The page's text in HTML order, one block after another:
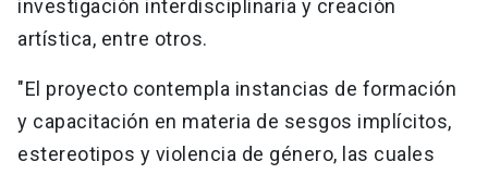
investigación interdisciplinaria y creación
artística, entre otros.
"El proyecto contempla instancias de formación
y capacitación en materia de sesgos implícitos,
estereotipos y violencia de género, las cuales